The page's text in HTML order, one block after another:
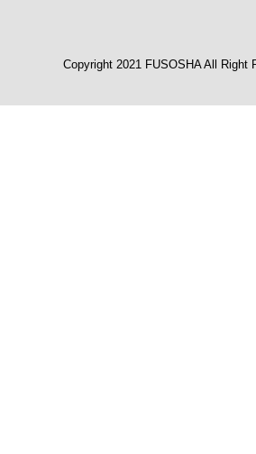
Copyright 2021 FUSOSHA All Right